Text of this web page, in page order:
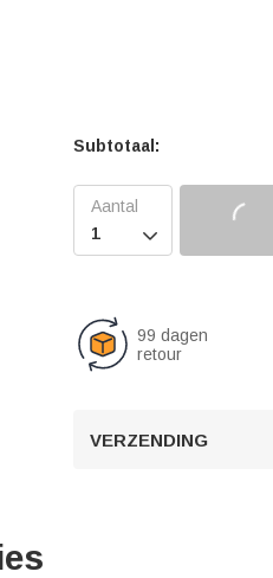
Subtotaal:

99 dagen
retour
VERZENDING